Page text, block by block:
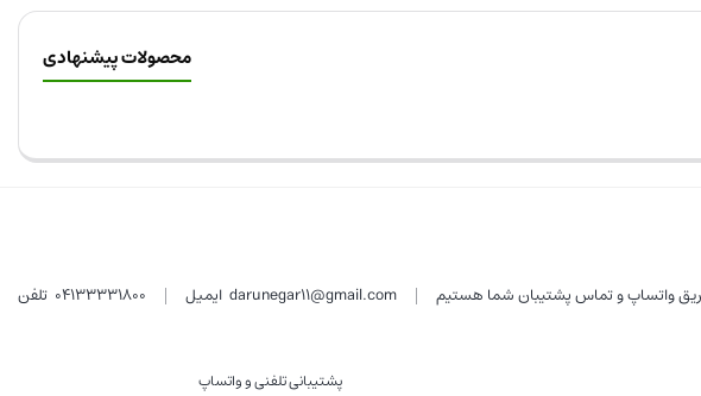
محصولات پیشنهادی
04133331800 darunegar11@gmail.com
پشتیبانی تلفنی و واتساپ